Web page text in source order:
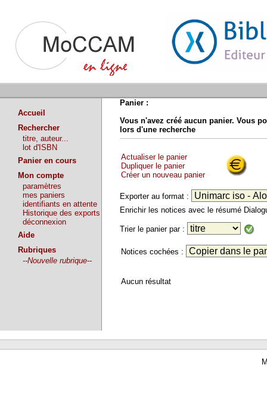
Accueil
Rechercher
titre, auteur...
lot d'ISBN
Panier en cours
Mon compte
paramètres
mes paniers
identifiants en attente
Historique des exports
déconnexion
Aide
Rubriques
--Nouvelle rubrique--
Panier :
Vous n'avez créé aucun panier. Vous
lors d'une recherche
Actualiser le panier
Dupliquer le panier
Créer un nouveau panier
Exporter au format :
Enrichir les notices avec le résumé
Trier le panier par :
Notices cochées :
Aucun résultat